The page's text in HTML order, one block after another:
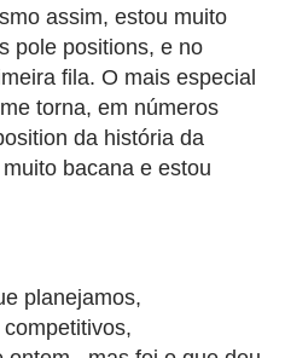
assim, estou muito
pole positions, e no
fila. O mais especial
torna, em números
da história da
bacana e estou
planejamos,